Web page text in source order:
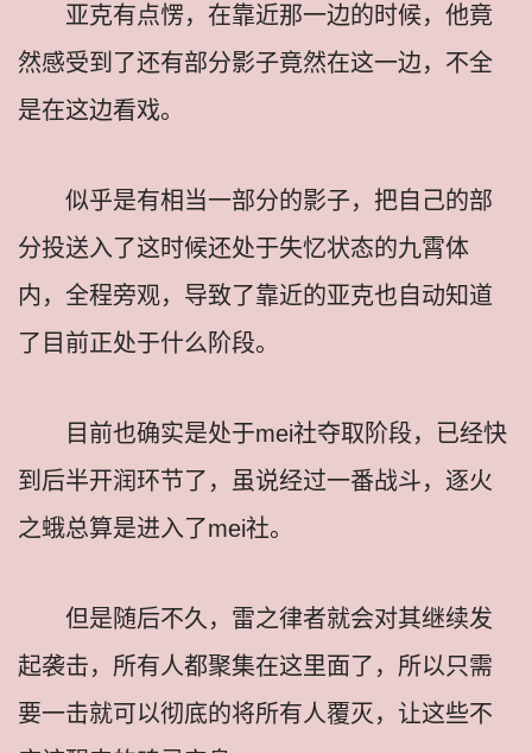
亚克有点愣，在靠近那一边的时候，他竟
然感受到了还有部分影子竟然在这一边，不全
是在这边看戏。
似乎是有相当一部分的影子，把自己的部
分投送入了这时候还处于失忆状态的九霄体
内，全程旁观，导致了靠近的亚克也自动知道
了目前正处于什么阶段。
目前也确实是处于mei社夺取阶段，已经快
到后半开润环节了，虽说经过一番战斗，逐火
之蛾总算是进入了mei社。
但是随后不久，雷之律者就会对其继续发
起袭击，所有人都聚集在这里面了，所以只需
要一击就可以彻底的将所有人覆灭，让这些不